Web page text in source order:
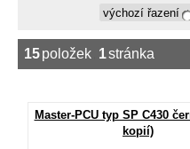
15položek 1stránka
Master-PCU typ SP C430
kopií)